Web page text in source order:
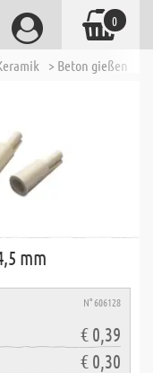
> Beton gießen
mm
N° 606128
€ 0,39
€ 0,30
0